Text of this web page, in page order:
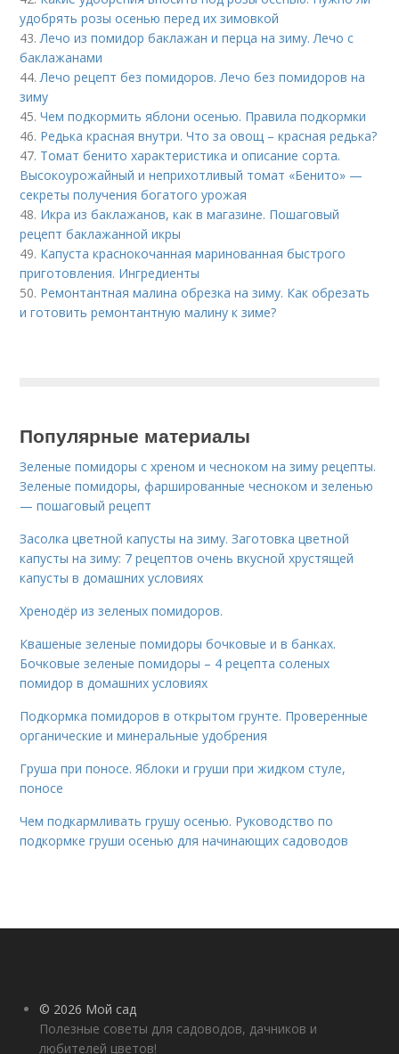
удобрять розы осенью перед их зимовкой
43.Лечо из помидор баклажан и перца на зиму. Лечо с
баклажанами
44.Лечо рецепт без помидоров. Лечо без помидоров на
зиму
45.Чем подкормить яблони осенью. Правила подкормки
46. Редька красная внутри. Что за овощ – красная редька?
47. Томат бенито характеристика и описание сорта.
Высокоурожайный и неприхотливый томат «Бенито» —
секреты получения богатого урожая
48. Икра из баклажанов, как в магазине. Пошаговый
рецепт баклажанной икры
49. Капуста краснокочанная маринованная быстрого
приготовления. Ингредиенты
50. Ремонтантная малина обрезка на зиму. Как обрезать
и готовить ремонтантную малину к зиме?
Популярные материалы
Зеленые помидоры с хреном и чесноком на зиму рецепты.
Зеленые помидоры, фаршированные чесноком и зеленью
— пошаговый рецепт
Засолка цветной капусты на зиму. Заготовка цветной
капусты на зиму: 7 рецептов очень вкусной хрустящей
капусты в домашних условиях
Хренодёр из зеленых помидоров.
Квашеные зеленые помидоры бочковые и в банках.
Бочковые зеленые помидоры – 4 рецепта соленых
помидор в домашних условиях
Подкормка помидоров в открытом грунте. Проверенные
органические и минеральные удобрения
Груша при поносе. Яблоки и груши при жидком стуле,
поносе
Чем подкармливать грушу осенью. Руководство по
подкормке груши осенью для начинающих садоводов
© 2026 Мой сад
Полезные советы для садоводов, дачников и
любителей цветов!